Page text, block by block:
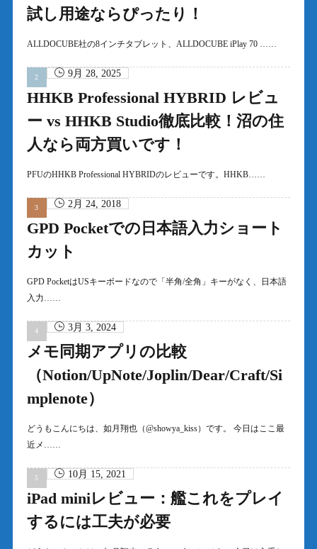
試し用途ならぴったり！
ALLDOCUBE社の8インチタブレット、ALLDOCUBE iPlay 70 ……
9月 28, 2025
HHKB Professional HYBRID レビュ
ー vs HHKB Studio徹底比較！沼の住
人なら両方買いです！
PFUのHHKB Professional HYBRIDのレビューです。HHKB……
2月 24, 2018
GPD Pocketでの日本語入力ショート
カット
GPD PocketはUSキーボードなので「半角/全角」キーがなく、日本語
入力……
3月 3, 2024
メモ同期アプリの比較
（Notion/UpNote/Joplin/Dear/Craft/Si
mplenote）
どうもこんにちは、如月翔也（@showya_kiss）です。 今日はここ最
近メ……
10月 15, 2021
iPad miniレビュー：艦これをプレイ
するには工夫が必要